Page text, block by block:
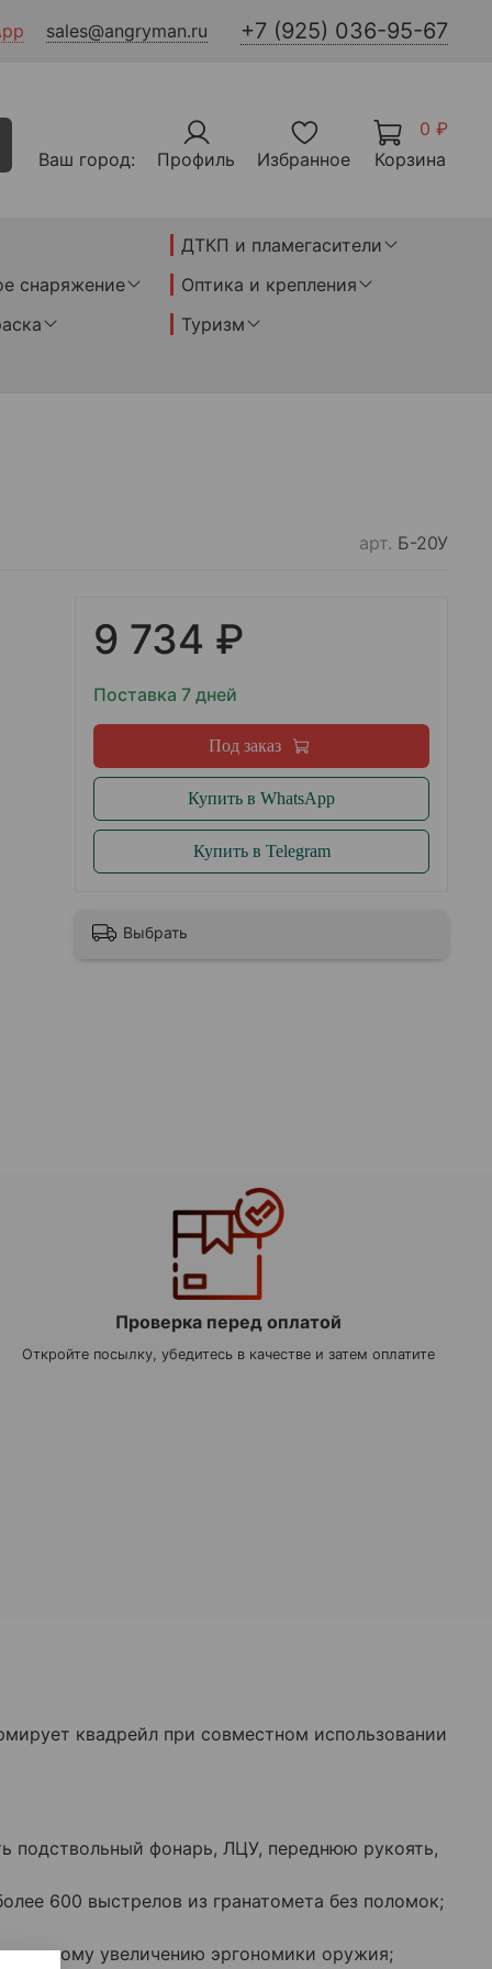
sales@angryman.ru +7 (925) 036-95-67
Ваш город: Профиль Избранное
0 ₽
Корзина
ДТКП и пламегасители
снаряжение
Оптика и крепления
Туризм
арт. Б-20У
9 734 ₽
Поставка 7 дней
Под заказ
Купить в WhatsApp
Купить в Telegram
Выбрать
Проверка перед оплатой
Откройте посылку, убедитесь в качестве и затем оплатите
квадрейл при совместном использовании
подствольный фонарь, ЛЦУ, переднюю рукоять,
600 выстрелов из гранатомета без поломок;
увеличению эргономики оружия;